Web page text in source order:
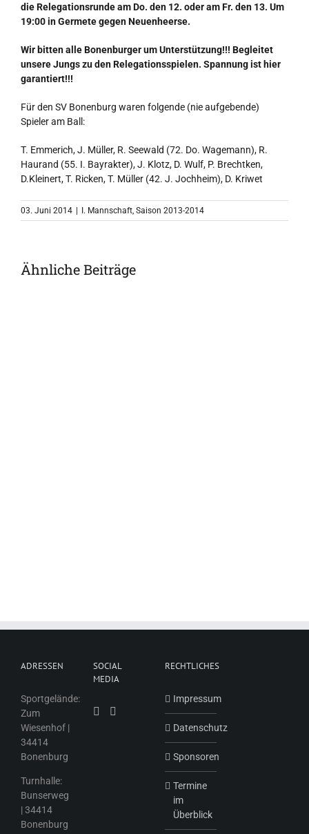
die Relegationsrunde am Do. den 12. oder am Fr. den 13. Um
19:00 in Germete gegen Neuenheerse.
Wir bitten alle Bonenburger um Unterstützung!!! Begleitet
unsere Jungs zu den Relegationsspielen. Spannung ist hier
garantiert!!!
Für den SV Bonenburg waren folgende (nie aufgebende)
Spieler am Ball:
T. Emmerich, J. Müller, R. Seewald (72. Do. Wagemann), R.
Haurand (55. I. Bayrakter), J. Klotz, D. Wulf, P. Brechtken,
D.Kleinert, T. Ricken, T. Müller (42. J. Jochheim), D. Kriwet
03. Juni 2014 I. Mannschaft, Saison 2013-2014
Ähnliche Beiträge
ADRESSEN
Sportgelände:
Zum
Wiesenhof |
34414
Bonenburg
Turnhalle:
Bunserweg
| 34414
Bonenburg
SOCIAL
MEDIA
RECHTLICHES
Impressum
Datenschutz
Sponsoren
Termine
im
Überblick